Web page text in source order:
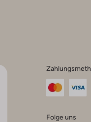
Folge uns